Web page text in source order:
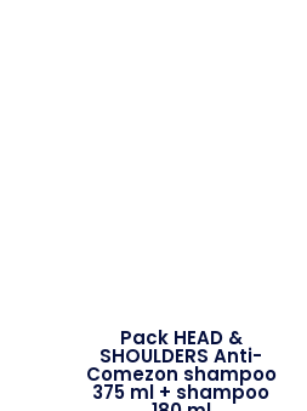
Pack HEAD &
SHOULDERS Anti-
Comezon shampoo
375 ml + shampoo